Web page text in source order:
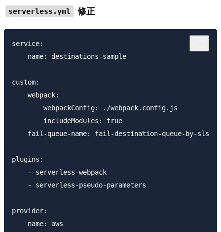
serverless.yml 修正
service:
    name: destinations-sample
custom:
    webpack:
        webpackConfig: ./webpack.config.js
        includeModules: true
    fail-queue-name: fail-destination-queue-by-sls
plugins:
    - serverless-webpack
    - serverless-pseudo-parameters
provider:
    name: aws